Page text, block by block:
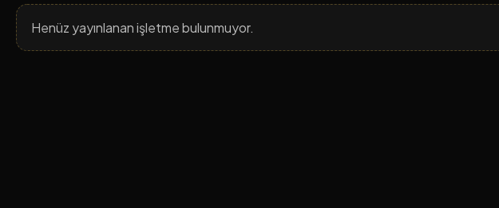
Henüz yayınlanan işletme bulunmuyor.